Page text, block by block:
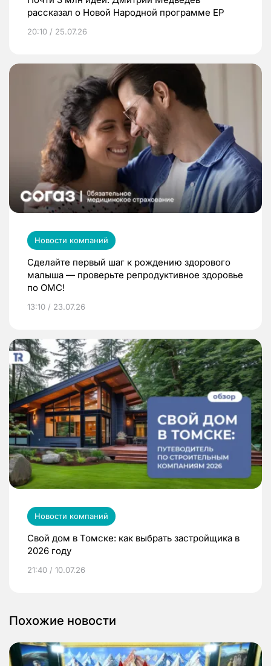
рассказал о Новой Народной программе ЕР
20:10 / 25.07.26
Новости компаний
Сделайте первый шаг к рождению здорового
малыша — проверьте репродуктивное здоровье
по ОМС!
13:10 / 23.07.26
Новости компаний
Свой дом в Томске: как выбрать застройщика в
2026 году
21:40 / 10.07.26
Похожие новости